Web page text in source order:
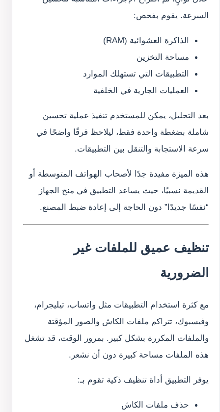
السرعة. يقوم بفحص:
الذاكرة العشوائية (RAM)
مساحة التخزين
التطبيقات التي تستهلك الموارد
العمليات الجارية في الخلفية
بعد التحليل، يمكن للمستخدم تنفيذ عملية تحسين
شاملة بضغطة واحدة فقط، ليلاحظ فرقًا واضحًا في
سرعة الاستجابة والتنقل بين التطبيقات.
هذه الميزة مفيدة جدًا لأصحاب الهواتف المتوسطة أو
القديمة نسبيًا، حيث يساعد التطبيق في منح الجهاز
“نفسًا جديدًا” دون الحاجة إلى إعادة ضبط المصنع.
تنظيف عميق للملفات غير
الضرورية
مع كثرة استخدام التطبيقات مثل واتساب، تيليجرام،
وفيسبوك، تتراكم ملفات الكاش والصور المؤقتة
والملفات المكررة بشكل كبير. بمرور الوقت، قد تشغل
هذه الملفات مساحة كبيرة دون أن نشعر.
يوفر التطبيق أداة تنظيف ذكية تقوم بـ:
حذف ملفات الكاش